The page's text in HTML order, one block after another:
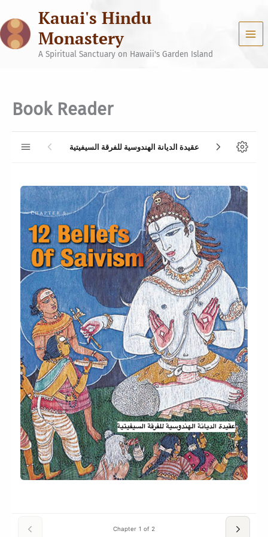
content
Kauai's Hindu
Monastery
A Spiritual Sanctuary on Hawaii's Garden Island
Book Reader
عقيدة الديانة الهندوسية للفرقة السيفيتية
Chapter 1 of 2